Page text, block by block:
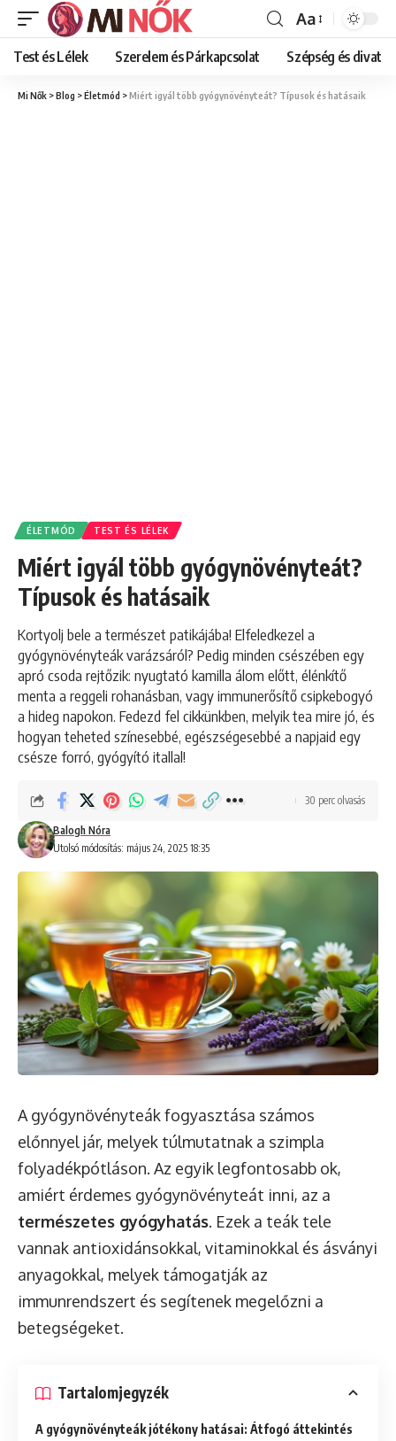
Font
Resizer
Aa
Test és Lélek Szerelem és Párkapcsolat Szépség és divat
Mi Nők >Blog >Életmód >Miért igyál több gyógynövényteát? Típusok és hatásaik
ÉLETMÓD TEST ÉS LÉLEK
Miért igyál több gyógynövényteát?
Típusok és hatásaik
Kortyolj bele a természet patikájába! Elfeledkezel a
gyógynövényteák varázsáról? Pedig minden csészében egy
apró csoda rejtőzik: nyugtató kamilla álom előtt, élénkítő
menta a reggeli rohanásban, vagy immunerősítő csipkebogyó
a hideg napokon. Fedezd fel cikkünkben, melyik tea mire jó, és
hogyan teheted színesebbé, egészségesebbé a napjaid egy
csésze forró, gyógyító itallal!
Utolsó módosítás: május 24, 2025 18:35
Balogh Nóra
30 perc olvasás
A gyógynövényteák fogyasztása számos
előnnyel jár, melyek túlmutatnak a szimpla
folyadékpótláson. Az egyik legfontosabb ok,
amiért érdemes gyógynövényteát inni, az a
természetes gyógyhatás. Ezek a teák tele
vannak antioxidánsokkal, vitaminokkal és ásványi
anyagokkal, melyek támogatják az
immunrendszert és segítenek megelőzni a
betegségeket.
Tartalomjegyzék
A gyógynövényteák jótékony hatásai: Átfogó áttekintés